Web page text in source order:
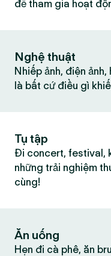
để tham gia hoạt
Nghệ thuật
Nhiếp ảnh, điện
là bất cứ điều gì
Tụ tập
Đi concert, festival,
những trải nghiệm
cùng!
Ăn uống
Hẹn đi cà phê, ăn